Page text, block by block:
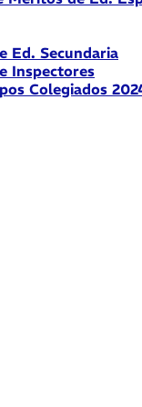
Ed. Secundaria
Inspectores
Colegiados